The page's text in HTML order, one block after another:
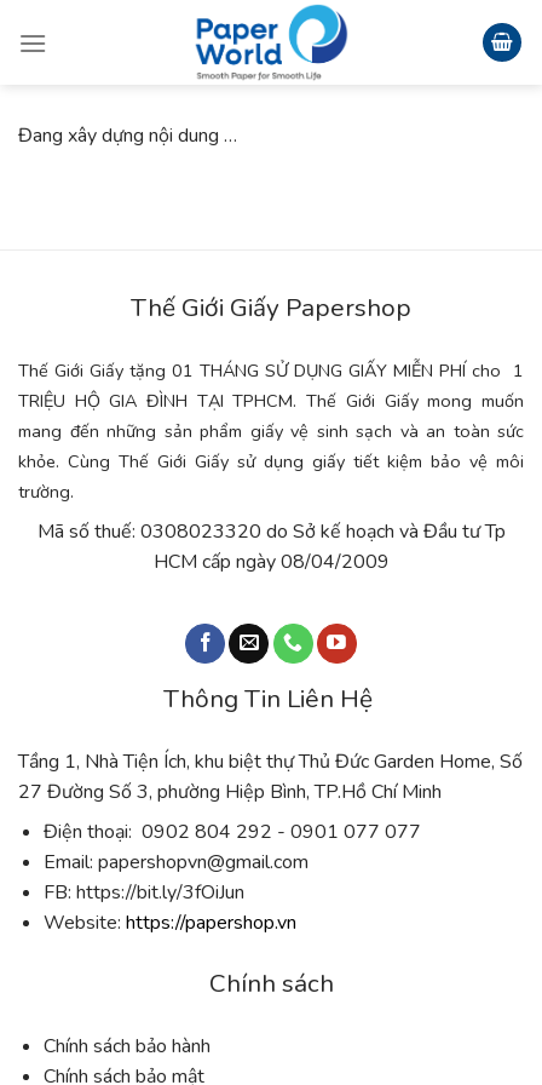
Đang xây dựng nội dung …
Thế Giới Giấy Papershop
Thế Giới Giấy tặng 01 THÁNG SỬ DỤNG GIẤY MIỄN PHÍ cho 1
TRIỆU HỘ GIA ĐÌNH TẠI TPHCM. Thế Giới Giấy mong muốn
mang đến những sản phẩm giấy vệ sinh sạch và an toàn sức
khỏe. Cùng Thế Giới Giấy sử dụng giấy tiết kiệm bảo vệ môi
trường.
Mã số thuế: 0308023320 do Sở kế hoạch và Đầu tư Tp
HCM cấp ngày 08/04/2009
Thông Tin Liên Hệ
Tầng 1, Nhà Tiện Ích, khu biệt thự Thủ Đức Garden Home, Số
27 Đường Số 3, phường Hiệp Bình, TP.Hồ Chí Minh
Điện thoại: 0902 804 292 - 0901 077 077
Email: papershopvn@gmail.com
FB: https://bit.ly/3fOiJun
Website: https://papershop.vn
Chính sách
Chính sách bảo hành
Chính sách bảo mật